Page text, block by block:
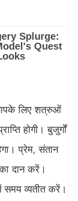
लिए शत्रुओं
होगी। बुजुर्गों
प्रेम, संतान
दान करें।
व्यतीत करें।